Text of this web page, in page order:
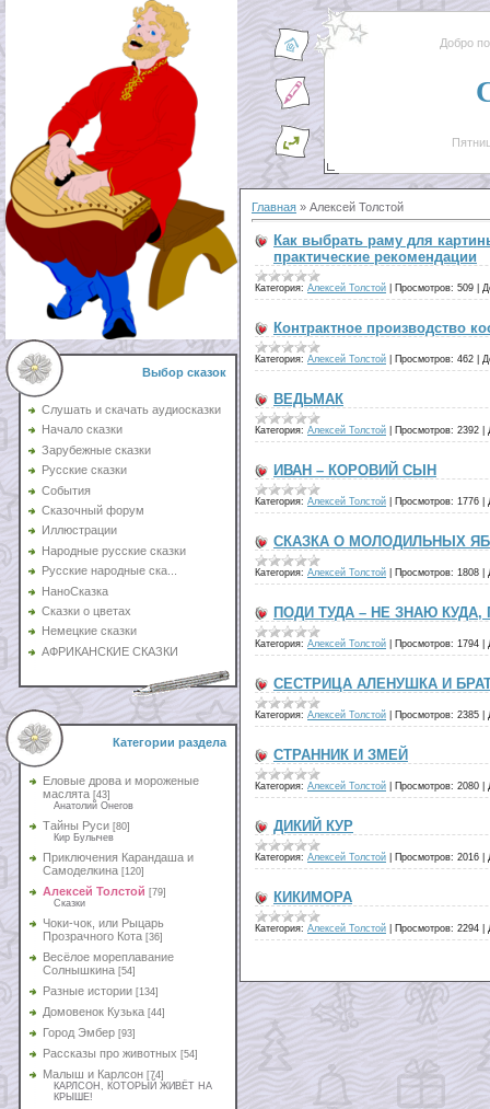
Выбор сказок
Слушать и скачать аудиосказки
Начало сказки
Зарубежные сказки
Русские сказки
События
Сказочный форум
Иллюстрации
Народные русские сказки
Русские народные ска...
НаноСказка
Сказки о цветах
Немецкие сказки
АФРИКАНСКИЕ СКАЗКИ
Категории раздела
Еловые дрова и мороженые
маслята [43]
Анатолий Онегов
Тайны Руси [80]
Кир Булычев
Приключения Карандаша и
Самоделкина [120]
Алексей Толстой [79]
Сказки
Чоки-чок, или Рыцарь
Прозрачного Кота [36]
Весёлое мореплавание
Солнышкина [54]
Разные истории [134]
Домовенок Кузька [44]
Город Эмбер [93]
Рассказы про животных [54]
Малыш и Карлсон [74]
КАРЛСОН, КОТОРЫЙ ЖИВЁТ НА
КРЫШЕ!
Добро
Главная » Алексей Толстой
Как выбрать раму для
практические рекомендации
Категория: Алексей Толстой Просмотров: 509
Контрактное производство
Категория: Алексей Толстой Просмотров: 462
ВЕДЬМАК
Категория: Алексей Толстой Просмотров: 2392
ИВАН – КОРОВИЙ СЫН
Категория: Алексей Толстой Просмотров: 1776
СКАЗКА О МОЛОДИЛЬНЫХ
Категория: Алексей Толстой Просмотров: 1808
ПОДИ ТУДА – НЕ ЗНАЮ
Категория: Алексей Толстой Просмотров: 1794
СЕСТРИЦА АЛЕНУШКА И
Категория: Алексей Толстой Просмотров: 2385
СТРАННИК И ЗМЕЙ
Категория: Алексей Толстой Просмотров: 2080
ДИКИЙ КУР
Категория: Алексей Толстой Просмотров: 2016
КИКИМОРА
Категория: Алексей Толстой Просмотров: 2294